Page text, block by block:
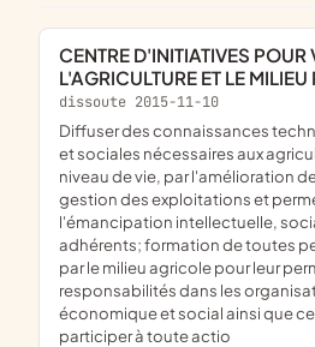
CENTRE D'INITIATIVES POUR VALORISER
L'AGRICULTURE ET LE MILIEU
dissoute 2015-11-10
diffuser des connaissances techniques économiques
et sociales nécessaires aux
niveau de vie, par l'amélioration
gestion des exploitations et
l'émancipation intellectuelle,
adhérents; formation de toutes
par le milieu agricole pour leur
responsabilités dans les
économique et social ainsi que
participer à toute actio